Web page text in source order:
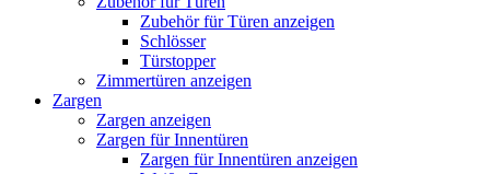
Zubehör für Türen anzeigen
Schlösser
Türstopper
Zimmertüren anzeigen
Zargen
Zargen anzeigen
Zargen für Innentüren
Zargen für Innentüren anzeigen